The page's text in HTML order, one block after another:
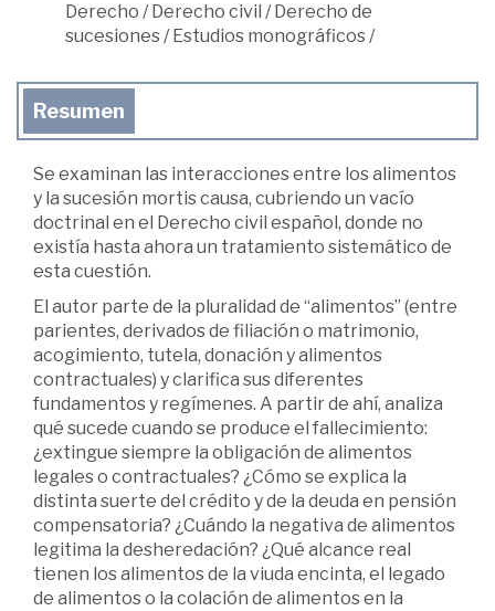
Derecho / Derecho civil / Derecho de
sucesiones/ Estudios monográficos/
Resumen
Se examinan las interacciones entre los alimentos
y la sucesión mortis causa, cubriendo un vacío
doctrinal en el Derecho civil español, donde no
existía hasta ahora un tratamiento sistemático de
esta cuestión.
El autor parte de la pluralidad de “alimentos” (entre
parientes, derivados de filiación o matrimonio,
acogimiento, tutela, donación y alimentos
contractuales) y clarifica sus diferentes
fundamentos y regímenes. A partir de ahí, analiza
qué sucede cuando se produce el fallecimiento:
¿extingue siempre la obligación de alimentos
legales o contractuales? ¿Cómo se explica la
distinta suerte del crédito y de la deuda en pensión
compensatoria? ¿Cuándo la negativa de alimentos
legitima la desheredación? ¿Qué alcance real
tienen los alimentos de la viuda encinta, el legado
de alimentos o la colación de alimentos en la